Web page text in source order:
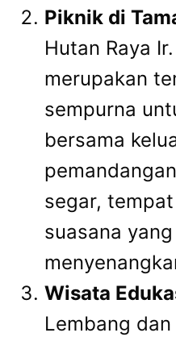
Piknik di
Hutan Raya
merupakan
sempurna
bersama
segar,
suasana
Wisata
Lembang